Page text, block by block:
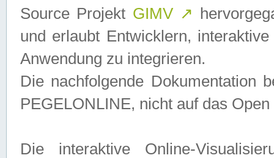
Source Projekt GIMV ↗
und erlaubt Entwicklern,
Anwendung zu integrieren.
Die nachfolgende Dokumentation
PEGELONLINE, nicht auf das
Die interaktive Online-